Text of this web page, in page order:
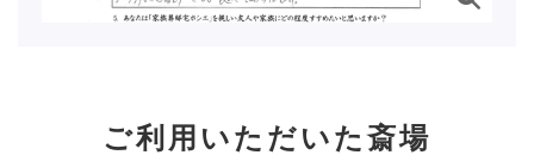
ご利用いただいた斎場